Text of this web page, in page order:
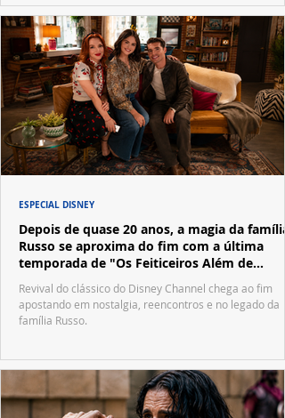
Depois de quase 20 anos, a magia da família
Russo se aproxima do fim com a última
temporada de "Os Feiticeiros Além de
Revival do clássico do Disney Channel chega ao fim
apostando em nostalgia, reencontros e no legado da
família Russo.
ESPECIAL DISNEY